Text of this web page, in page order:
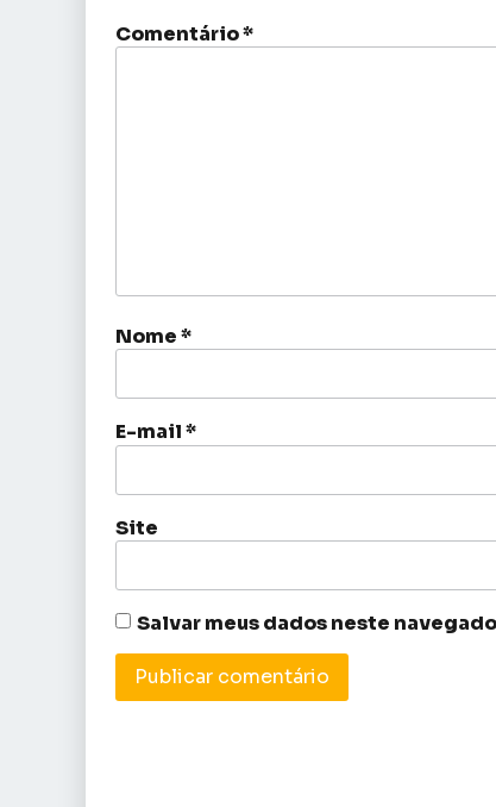
Comentário*
Nome*
E-mail*
Site
Salvar meus dados neste